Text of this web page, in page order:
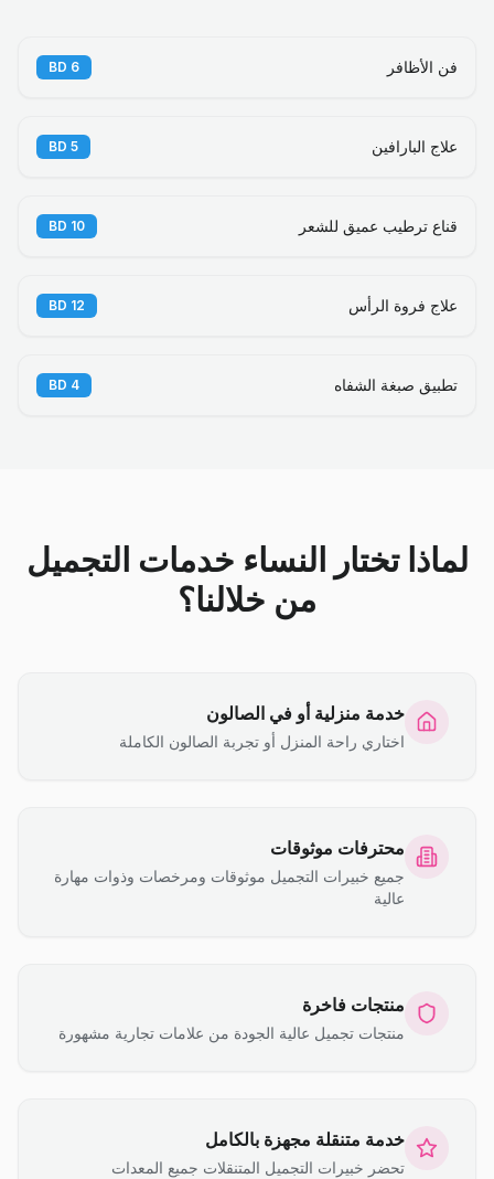
فن الأظافر 6
BD
علاج البارافين 5
BD
قناع ترطيب عميق للشعر 10
BD
علاج فروة الرأس 12
BD
تطبيق صبغة الشفاه 4
BD
لماذا تختار النساء خدمات التجميل
من خلالنا؟
خدمة منزلية أو في الصالون
اختاري راحة المنزل أو تجربة الصالون الكاملة
محترفات موثوقات
جميع خبيرات التجميل موثوقات ومرخصات وذوات مهارة
عالية
منتجات فاخرة
منتجات تجميل عالية الجودة من علامات تجارية مشهورة
خدمة متنقلة مجهزة بالكامل
تحضر خبيرات التجميل المتنقلات جميع المعدات